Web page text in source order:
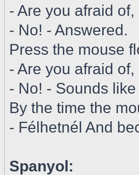
- Are you afraid
- No! - Answered.
Press the mouse
- Are you afraid
- No! - Sounds
By the time the
- Félhetnél And
Spanyol: